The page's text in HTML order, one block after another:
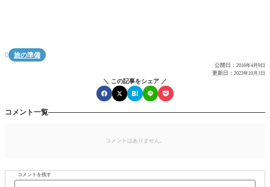
 旅の準備
公開日： 2016年4月9日
更新日： 2023年10月1日
＼ この記事をシェア ／
コメント一覧
コメントはありません。
コメントを残す